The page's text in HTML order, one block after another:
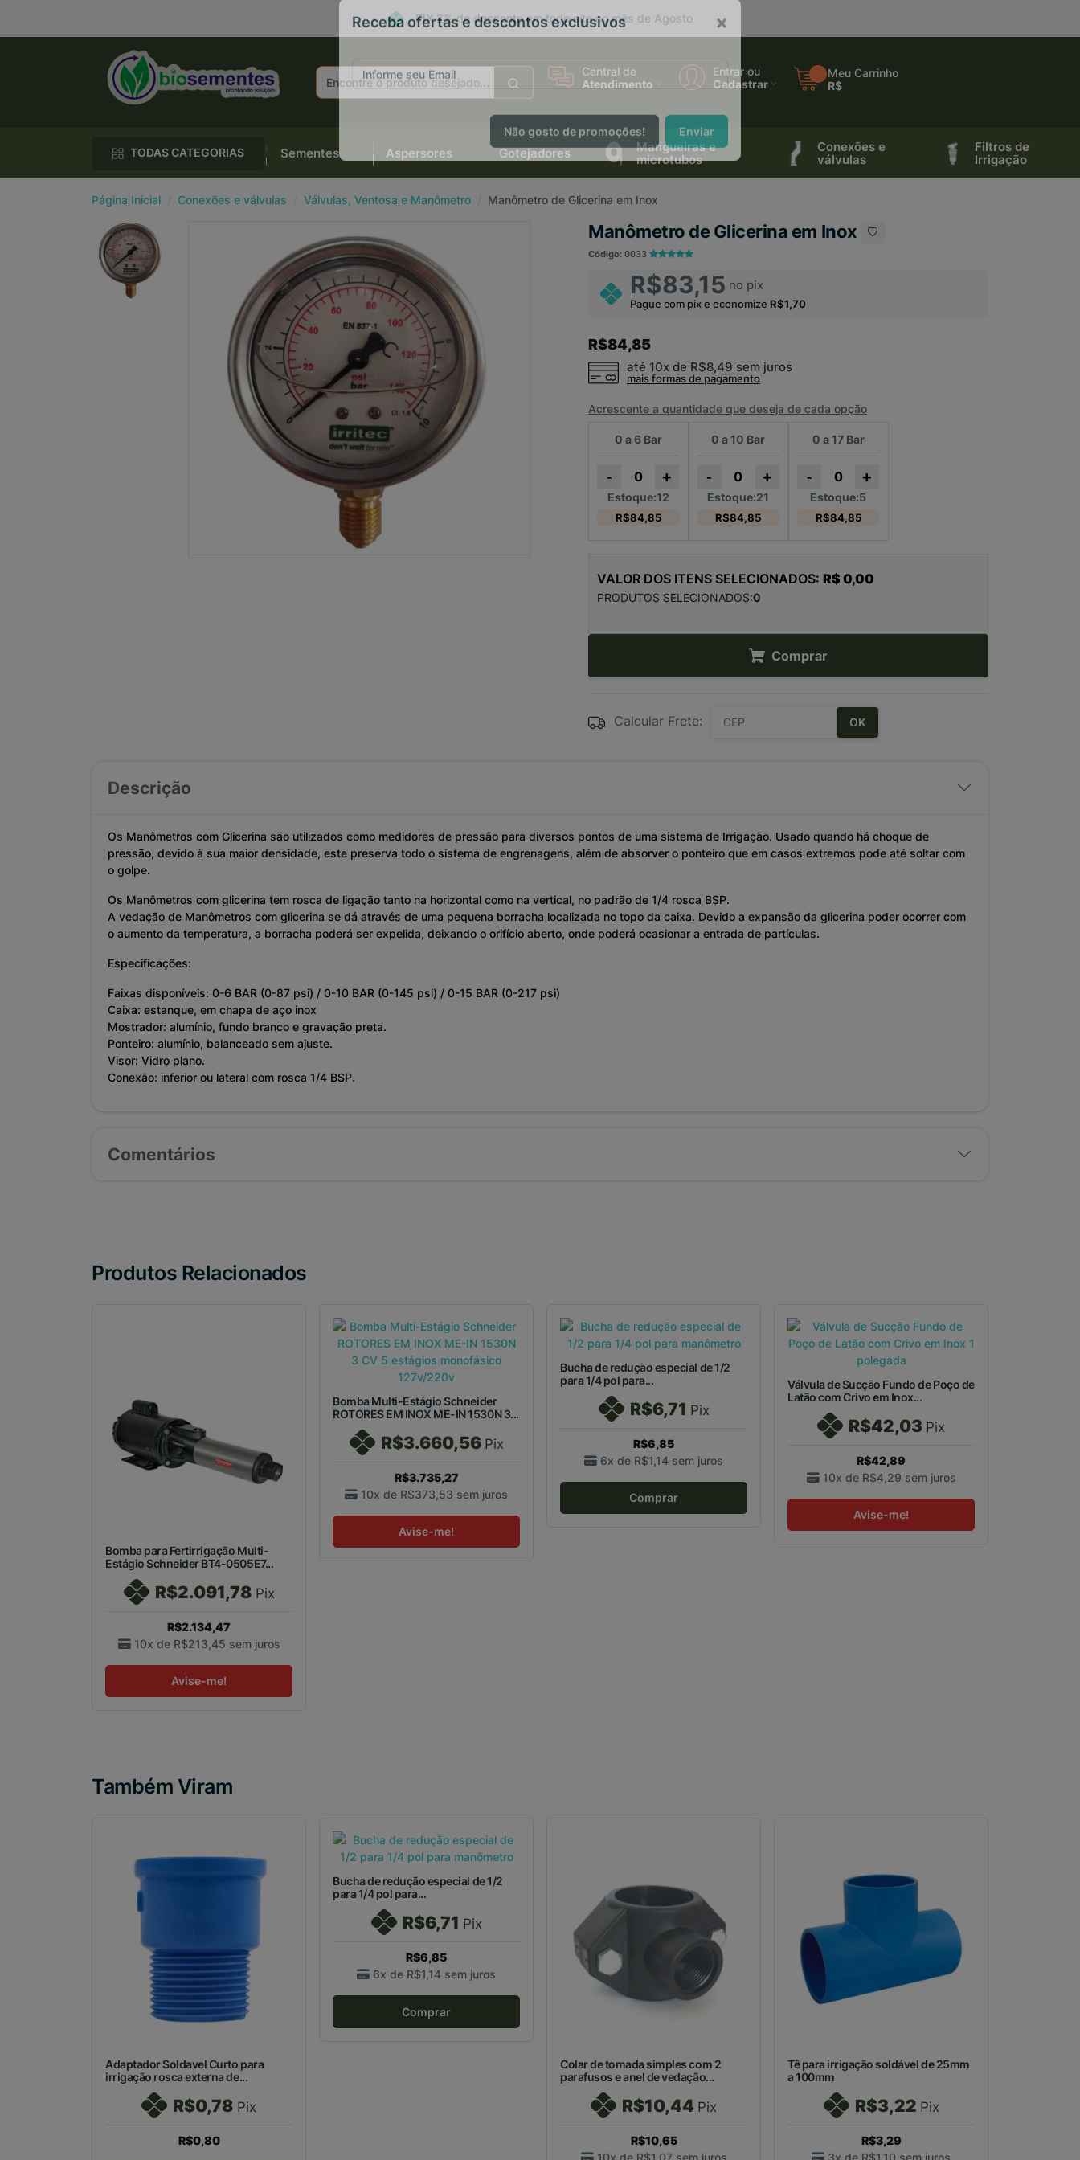
PIX 2% de desconto em todo site no mês de Agosto
Central de
Atendimento
Entrar ou
Cadastrar
Meu Carrinho
R$
TODAS CATEGORIAS Sementes Aspersores Gotejadores
Mangueiras e
microtubos
Conexões e
válvulas
Filtros de
Irrigação
Página Inicial Conexões e válvulas Válvulas, Ventosa e Manômetro Manômetro de Glicerina em Inox
Manômetro de Glicerina em Inox
Código: 0033
R$83,15 no pix
Pague com pix e economize R$1,70
R$84,85
até 10x de R$8,49 sem juros
mais formas de pagamento
Acrescente a quantidade que deseja de cada opção
0 a 6 Bar
- +
Estoque:12
R$84,85
0 a 10 Bar
- +
Estoque:21
R$84,85
0 a 17 Bar
- +
Estoque:5
R$84,85
VALOR DOS ITENS SELECIONADOS: R$ 0,00
PRODUTOS SELECIONADOS:0
Comprar
Calcular Frete: OK
Descrição
Os Manômetros com Glicerina são utilizados como medidores de pressão para diversos pontos de uma sistema de Irrigação. Usado quando há choque de
pressão, devido à sua maior densidade, este preserva todo o sistema de engrenagens, além de absorver o ponteiro que em casos extremos pode até soltar com
o golpe.
Os Manômetros com glicerina tem rosca de ligação tanto na horizontal como na vertical, no padrão de 1/4 rosca BSP.
A vedação de Manômetros com glicerina se dá através de uma pequena borracha localizada no topo da caixa. Devido a expansão da glicerina poder ocorrer com
o aumento da temperatura, a borracha poderá ser expelida, deixando o orifício aberto, onde poderá ocasionar a entrada de partículas.
Especificações:
Faixas disponíveis: 0-6 BAR (0-87 psi) / 0-10 BAR (0-145 psi) / 0-15 BAR (0-217 psi)
Caixa: estanque, em chapa de aço inox
Mostrador: alumínio, fundo branco e gravação preta.
Ponteiro: alumínio, balanceado sem ajuste.
Visor: Vidro plano.
Conexão: inferior ou lateral com rosca 1/4 BSP.
Comentários
Produtos Relacionados
Bomba para Fertirrigação Multi-
Estágio Schneider BT4-0505E7...
R$2.091,78 Pix
R$2.134,47
10x de R$213,45 sem juros
Avise-me!
Bomba Multi-Estágio Schneider
ROTORES EM INOX ME-IN 1530N 3...
R$3.660,56 Pix
R$3.735,27
10x de R$373,53 sem juros
Avise-me!
Bucha de redução especial de 1/2
para 1/4 pol para...
R$6,71 Pix
R$6,85
6x de R$1,14 sem juros
Comprar
Válvula de Sucção Fundo de Poço de
Latão com Crivo em Inox...
R$42,03 Pix
R$42,89
10x de R$4,29 sem juros
Avise-me!
Também Viram
Adaptador Soldavel Curto para
irrigação rosca externa de...
R$0,78 Pix
R$0,80
Bucha de redução especial de 1/2
para 1/4 pol para...
R$6,71 Pix
R$6,85
6x de R$1,14 sem juros
Comprar
Colar de tomada simples com 2
parafusos e anel de vedação...
R$10,44 Pix
R$10,65
Tê para irrigação soldável de 25mm
a 100mm
R$3,22 Pix
R$3,29
Não gosto de promoções! Enviar